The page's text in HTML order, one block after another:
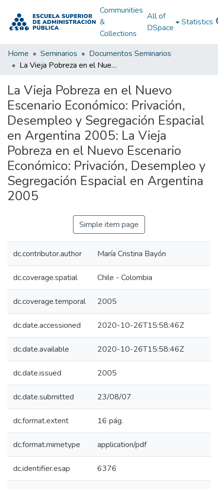
Communities
&
Collections
All of
DSpace
Statistics
Home Seminarios
Documentos Seminarios
La Vieja Pobreza en el Nuevo Escenario Económico: Privación, Desempleo y Segregación Espacial en Argentina 2005: La Vieja Pobreza en el Nuevo Escenario Económico: Privación, Desempleo y Segregación Espacial en Argentina 2005
La Vieja Pobreza en el Nuevo
Escenario Económico: Privación,
Desempleo y Segregación Espacial
en Argentina 2005: La Vieja
Pobreza en el Nuevo Escenario
Económico: Privación, Desempleo y
Segregación Espacial en Argentina
2005
Simple item page
dc.contributor.author María Cristina Bayón
dc.coverage.spatial Chile - Colombia
dc.coverage.temporal 2005
dc.date.accessioned 2020-10-26T15:58:46Z
dc.date.available 2020-10-26T15:58:46Z
dc.date.issued 2005
dc.date.submitted 23/08/07
dc.format.extent 16 pág.
dc.format.mimetype application/pdf
dc.identifier.esap 6376